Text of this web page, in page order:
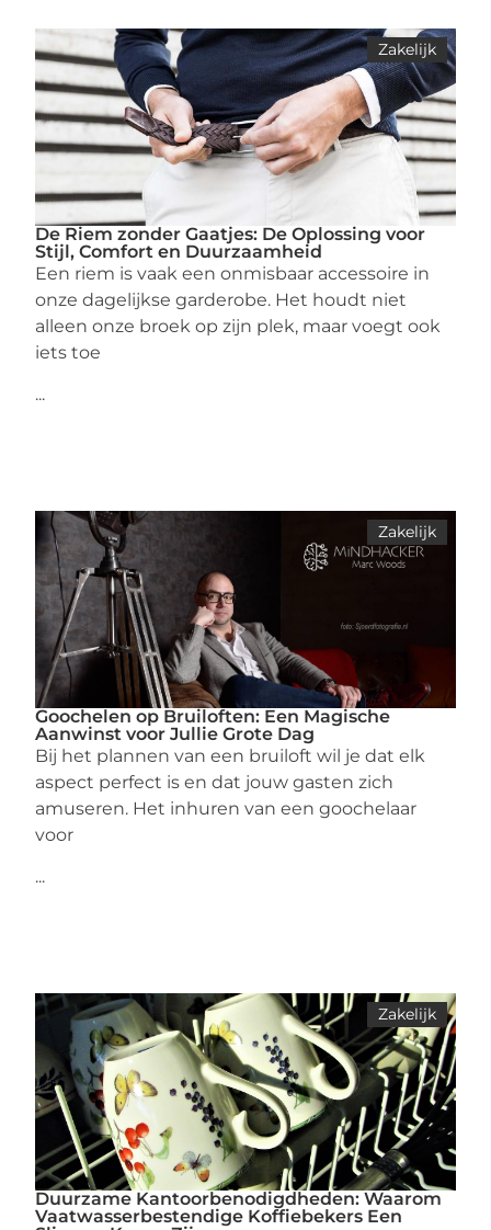
Zakelijk
De Riem zonder Gaatjes: De Oplossing voor
Stijl, Comfort en Duurzaamheid
Een riem is vaak een onmisbaar accessoire in
onze dagelijkse garderobe. Het houdt niet
alleen onze broek op zijn plek, maar voegt ook
iets toe
...
Zakelijk
Goochelen op Bruiloften: Een Magische
Aanwinst voor Jullie Grote Dag
Bij het plannen van een bruiloft wil je dat elk
aspect perfect is en dat jouw gasten zich
amuseren. Het inhuren van een goochelaar
voor
...
Zakelijk
Duurzame Kantoorbenodigdheden: Waarom
Vaatwasserbestendige Koffiebekers Een